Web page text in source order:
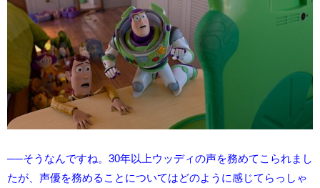
──そうなんですね。30年以上ウッディの声を務めてこられまし
たが、声優を務めることについてはどのように感じてらっしゃ